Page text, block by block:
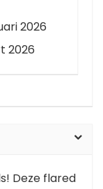
2026
2026
Deze flared